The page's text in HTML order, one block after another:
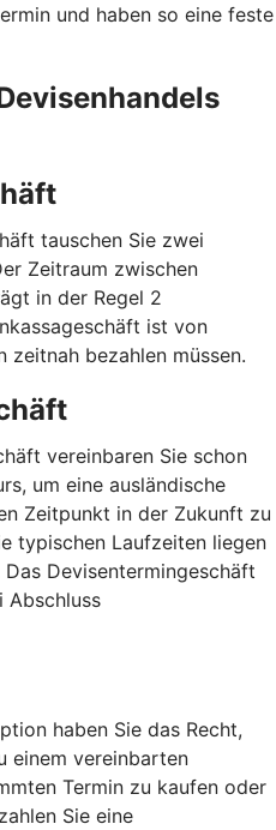
und haben so eine feste
tauschen Sie zwei
Zeitraum zwischen
in der Regel 2
ist von
zeitnah bezahlen müssen.
vereinbaren Sie schon
um eine ausländische
Zeitpunkt in der Zukunft zu
typischen Laufzeiten liegen
Devisentermingeschäft
Abschluss
haben Sie das Recht,
einem vereinbarten
Termin zu kaufen oder
Sie eine